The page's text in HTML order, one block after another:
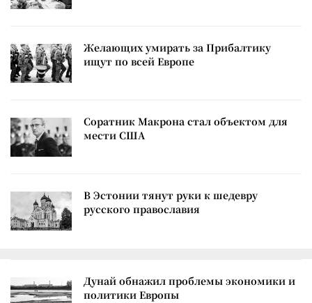
Желающих умирать за Прибалтику
ищут по всей Европе
Соратник Макрона стал объектом для
мести США
В Эстонии тянут руки к шедевру
русского православия
Дунай обнажил проблемы экономики и
политики Европы